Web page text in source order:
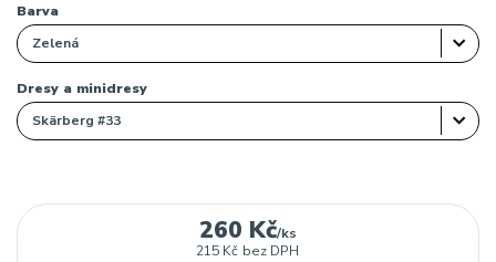
Barva
Dresy a minidresy
260 Kč/ks
215 Kč bez DPH